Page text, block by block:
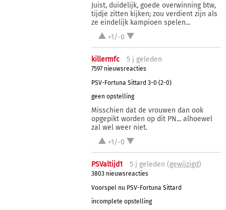
Juist, duidelijk, goede overwinning btw,
tijdje zitten kijken; zou verdient zijn als
ze eindelijk kampioen spelen...
+1/-0
killermfc 5 j geleden
7597 nieuwsreacties
PSV-Fortuna Sittard 3-0 (2-0)
geen opstelling
Misschien dat de vrouwen dan ook
opgepikt worden op dit PN... alhoewel
zal wel weer niet.
+1/-0
PSValtijd1 5 j geleden (gewijzigd)
3803 nieuwsreacties
Voorspel nu PSV-Fortuna Sittard
incomplete opstelling